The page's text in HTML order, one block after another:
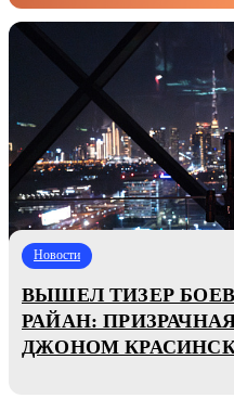
Новости
ВЫШЕЛ ТИЗЕР
РАЙАН:
ДЖОНОМ